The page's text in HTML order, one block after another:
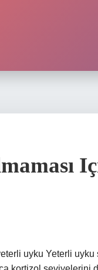
uyku Yeterli uyku